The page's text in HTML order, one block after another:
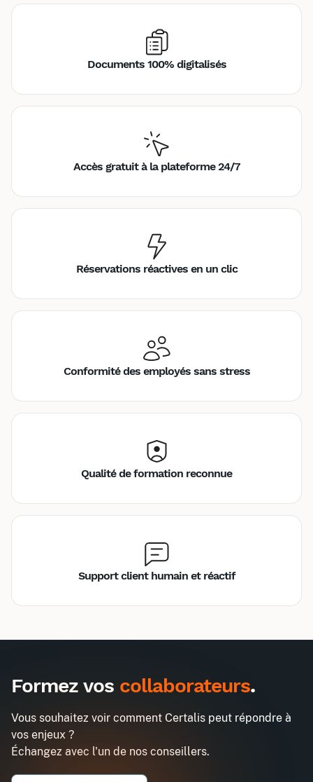
Documents 100% digitalisés
Accès gratuit à la plateforme 24/7
Réservations réactives en un clic
Conformité des employés sans stress
Qualité de formation reconnue
Support client humain et réactif
Déployer un programme d'Employee
Entreprise*
Formez vos collaborateurs.
Vous souhaitez voir comment Certalis peut répondre à
vos enjeux ?
Échangez avec l'un de nos conseillers.